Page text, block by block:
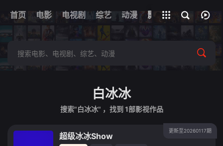
首页 电影 电视剧 综艺 动漫 影视
全部影片
白冰冰
搜索"白冰冰" ，找到 1部影视作品
更新至20260117期
超级冰冰Show